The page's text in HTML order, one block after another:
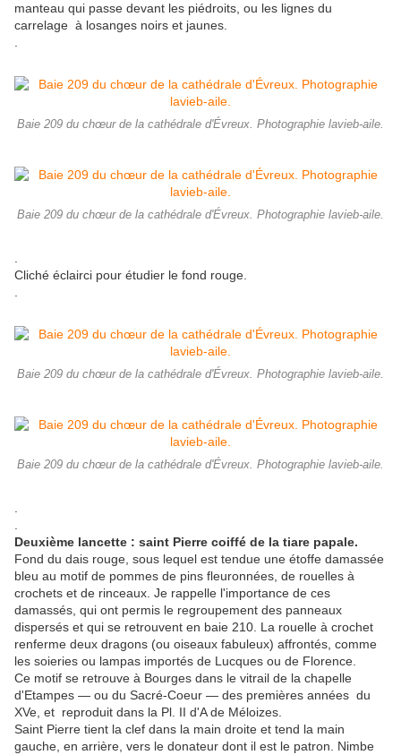
manteau qui passe devant les piédroits, ou les lignes du
carrelage à losanges noirs et jaunes.
Baie 209 du chœur de la cathédrale d'Évreux. Photographie lavieb-aile.
Baie 209 du chœur de la cathédrale d'Évreux. Photographie lavieb-aile.
Cliché éclairci pour étudier le fond rouge.
Baie 209 du chœur de la cathédrale d'Évreux. Photographie lavieb-aile.
Baie 209 du chœur de la cathédrale d'Évreux. Photographie lavieb-aile.
Deuxième lancette : saint Pierre coiffé de la tiare papale.
Fond du dais rouge, sous lequel est tendue une étoffe damassée
bleu au motif de pommes de pins fleuronnées, de rouelles à
crochets et de rinceaux. Je rappelle l'importance de ces
damassés, qui ont permis le regroupement des panneaux
dispersés et qui se retrouvent en baie 210. La rouelle à crochet
renferme deux dragons (ou oiseaux fabuleux) affrontés, comme
les soieries ou lampas importés de Lucques ou de Florence.
Ce motif se retrouve à Bourges dans le vitrail de la chapelle
d'Etampes — ou du Sacré-Coeur — des premières années du
XVe, et reproduit dans la Pl. II d'A de Méloizes.
Saint Pierre tient la clef dans la main droite et tend la main
gauche, en arrière, vers le donateur dont il est le patron. Nimbe